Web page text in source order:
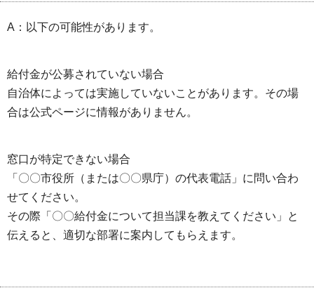
A：以下の可能性があります。
給付金が公募されていない場合
自治体によっては実施していないことがあります。その場
合は公式ページに情報がありません。
窓口が特定できない場合
「〇〇市役所（または〇〇県庁）の代表電話」に問い合わ
せてください。
その際「〇〇給付金について担当課を教えてください」と
伝えると、適切な部署に案内してもらえます。